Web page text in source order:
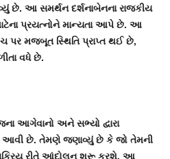
છે. આ સમર્થન દર્શનાબેનના રાજકીય
પ્રયત્નોને માન્યતા આપે છે. આ
પર મજબૂત સ્થિતિ પ્રાપ્ત થઈ છે,
વધે છે.
આગેવાનો અને સભ્યો દ્વારા
છે. તેમણે જણાવ્યું છે કે જો તેમની
રીતે આંદોલન શરૂ કરશે. આ